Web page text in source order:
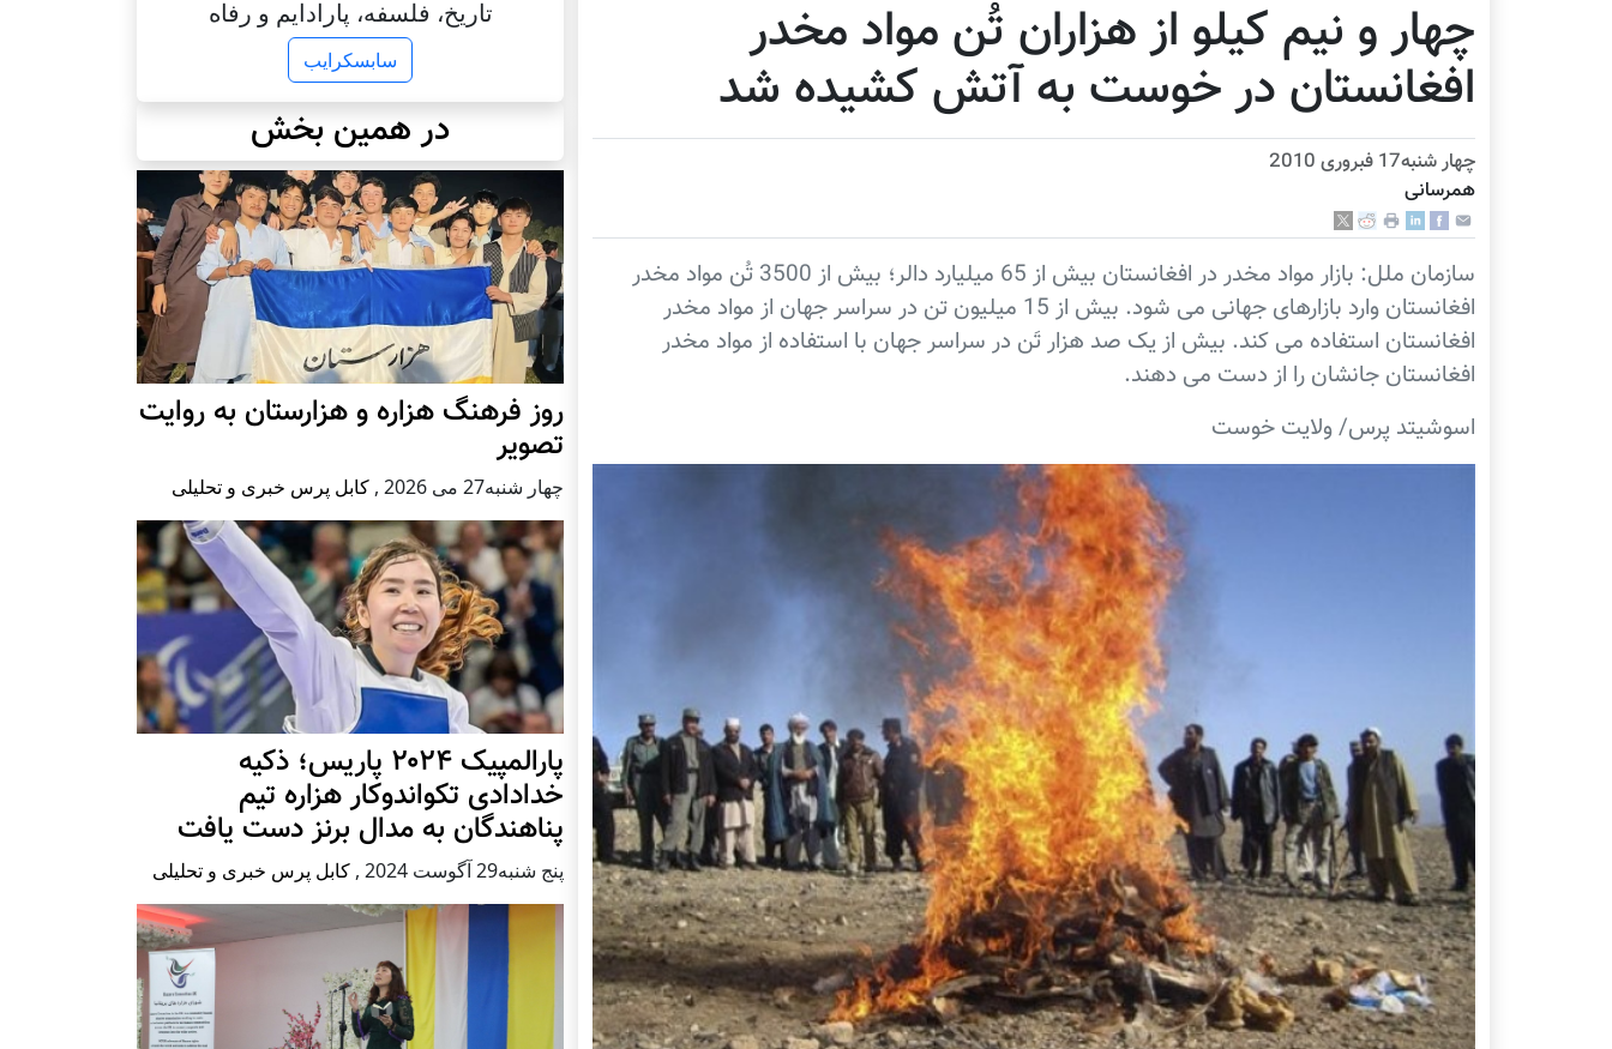
چهار و نیم کیلو از هزاران تُن مواد مخدر
افغانستان در خوست به آتش کشیده شد
چهار شنبه17 فبروری 2010
همرسانی
سازمان ملل: بازار مواد مخدر در افغانستان بیش از 65 میلیارد دالر؛ بيش از 3500 تُن مواد مخدر
افغانستان وارد بازارهای جهانی می شود. بیش از 15 ميليون تن در سراسر جهان از مواد مخدر
افغانستان استفاده می کند. بيش از يک صد هزار تَن در سراسر جهان با استفاده از مواد مخدر
افغانستان جانشان را از دست می دهند.
اسوشیتد پرس/ ولایت خوست
تاریخ، فلسفه، پارادایم و رفاه
سابسکرایب
در همین بخش
روز فرهنگ هزاره و هزارستان به روایت
تصویر
چهار شنبه27 می 2026 , کابل پرس خبری و تحلیلی
پارالمپیک ۲۰۲۴ پاریس؛ ذکیه
خدادادی تکواندوکار هزاره تیم
پناهندگان به مدال برنز دست یافت
پنج شنبه29 آگوست 2024 , کابل پرس خبری و تحلیلی